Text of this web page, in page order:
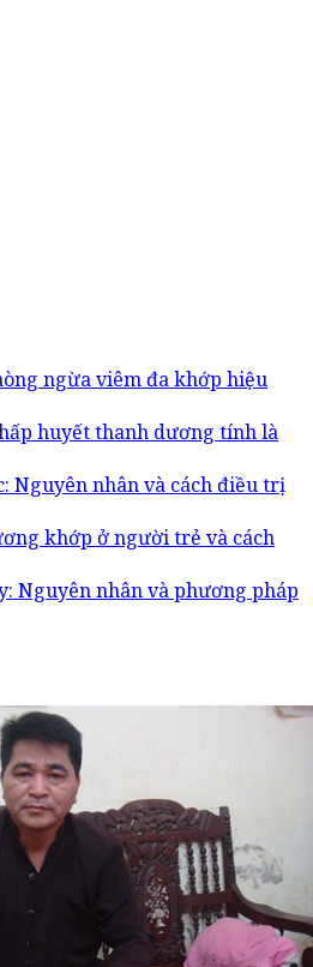
ngừa viêm đa khớp hiệu
huyết thanh dương tính là
Nguyên nhân và cách điều trị
khớp ở người trẻ và cách
Nguyên nhân và phương pháp